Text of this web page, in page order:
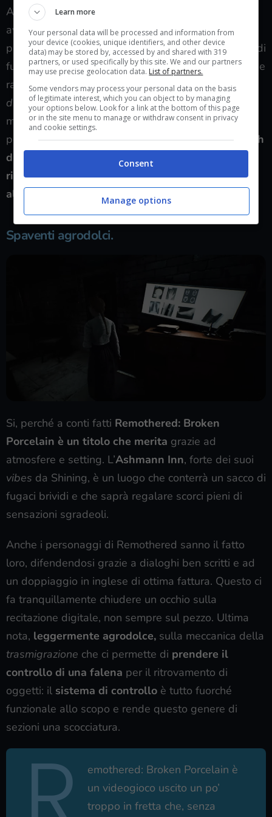
A questo va aggiunto lo sbilanciamento degli
avversari, capaci di percepire la nostra povera
protagonista con rumoriinesistentio in posizioni al di
fuori dal campo visivo. Questo rende la progressione
rallentata da continue fughe, nonostante non sia
difficileaffrontare tali creature una volta messe le
mani su delle risorse. Queste problematiche si
potrebbero risolvere semplicemente con delle patch
di bilanciamento
che, se accorpate a
risoluzione dei problemi tecnicisopra descritti,
alzerebbero di molto la valutazione del gioco.
Spaventi agrodolci.
Si, perché a conti fatti Remothered: Broken
Porcelain è un titolo che merita grazie ad
atmosfere e setting. L’Ashmann Inn, forte dei suoi
vibes da Shining, è un luogo che conterrà un sacco di
fugaci brividi e che saprà regalare scorci pieni di
sensazioni sgradeoli.
Anche i personaggi di Remothered sanno il fatto
loro, difendendosi grazie a dialoghi ben scritti e ad
un doppiaggio in inglese di ottima fattura. Questo ci
fa tranquillamente chiudere un occhio sulla
recitazione digitale, non sempre sul pezzo. Ultima
nota, leggermente agrodolce, sulla meccanica della
trasmigrazione che ci permette di prendere il
controllo di una falena per il ritrovamento di
oggetti: il sistema di controllo è tutto fuorché
funzionale allo scopo e rende questo genere di
sezioni una scocciatura.
emothered: Broken Porcelain è
un videogioco uscito un po’
troppo in fretta che, senza
Learn more
Your personal data will be processed and information from
your device (cookies, unique identifiers, and other device
data) may be stored by, accessed by and shared with 319
partners, or used specifically by this site. We and our partners
may use precise geolocation data. List of partners.
Some vendors may process your personal data on the basis
of legitimate interest, which you can object to by managing
your options below. Look for a link at the bottom of this page
or in the site menu to manage or withdraw consent in privacy
and cookie settings.
Consent
Manage options